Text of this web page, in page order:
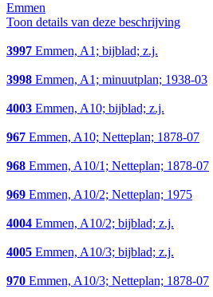
Emmen
Toon details van deze beschrijving
3997 Emmen, A1; bijblad; z.j.
3998 Emmen, A1; minuutplan; 1938-03
4003 Emmen, A10; bijblad; z.j.
967 Emmen, A10; Netteplan; 1878-07
968 Emmen, A10/1; Netteplan; 1878-07
969 Emmen, A10/2; Netteplan; 1975
4004 Emmen, A10/2; bijblad; z.j.
4005 Emmen, A10/3; bijblad; z.j.
970 Emmen, A10/3; Netteplan; 1878-07